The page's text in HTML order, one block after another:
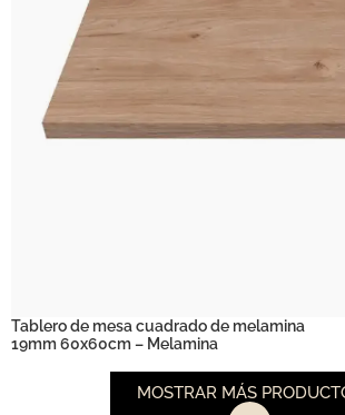
Tablero de mesa cuadrado de melamina
19mm 60x60cm – Melamina
MOSTRAR MÁS